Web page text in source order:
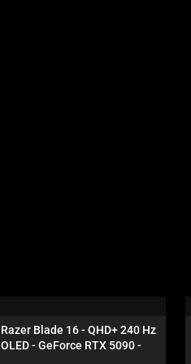
Razer Blade 16 - QHD+ 240 Hz
OLED - GeForce RTX 5090 -